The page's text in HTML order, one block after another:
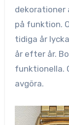
dekorationer
på funktion.
tidiga år
år efter år.
funktionella.
avgöra.